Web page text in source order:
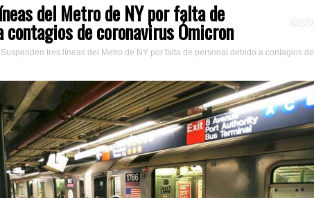
del Metro de NY por falta de
contagios de coronavirus Ómicron
Suspenden tres líneas del Metro de NY por falta de personal debido a contagios de